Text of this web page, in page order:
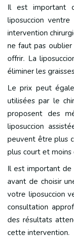
Il est important
liposuccion
intervention
ne faut pas
offrir. La
éliminer les
Le prix peut
utilisées par le
proposent des
liposuccion
peuvent être plus
plus court et
Il est important de
avant de choisir
votre liposuccion
consultation
des résultats
cette intervention.